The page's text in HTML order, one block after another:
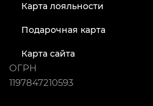
Карта лояльности
Подарочная карта
Карта сайта
ОГРН
1197847210593